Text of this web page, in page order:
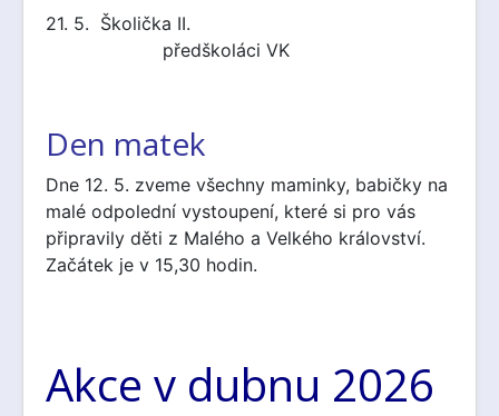
21. 5. Školička II.
předškoláci VK
Den matek
Dne 12. 5. zveme všechny maminky, babičky na
malé odpolední vystoupení, které si pro vás
připravily děti z Malého a Velkého království.
Začátek je v 15,30 hodin.
Akce v dubnu 2026